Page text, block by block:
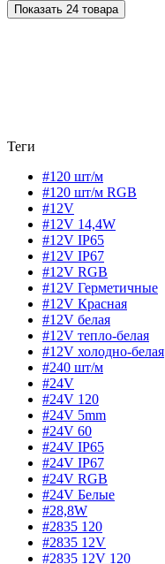
Показать 24 товара
Теги
#120 шт/м
#120 шт/м RGB
#12V
#12V 14,4W
#12V IP65
#12V IP67
#12V RGB
#12V Герметичные
#12V Красная
#12V белая
#12V тепло-белая
#12V холодно-белая
#240 шт/м
#24V
#24V 120
#24V 5mm
#24V 60
#24V IP65
#24V IP67
#24V RGB
#24V Белые
#28,8W
#2835 120
#2835 12V
#2835 12V 120